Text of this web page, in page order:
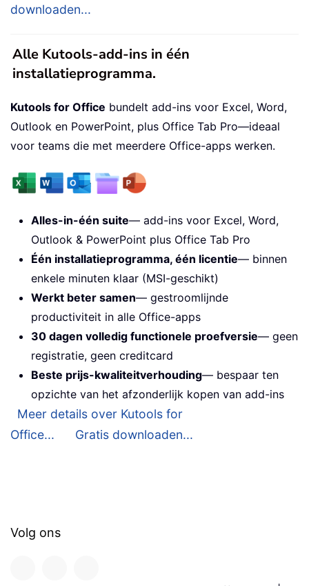
downloaden...
Alle Kutools-add-ins in één
installatieprogramma.
Kutools for Office bundelt add-ins voor Excel, Word,
Outlook en PowerPoint, plus Office Tab Pro—ideaal
voor teams die met meerdere Office-apps werken.
Alles-in-één suite— add-ins voor Excel, Word,
Outlook & PowerPoint plus Office Tab Pro
Één installatieprogramma, één licentie— binnen
enkele minuten klaar (MSI-geschikt)
Werkt beter samen— gestroomlijnde
productiviteit in alle Office-apps
30 dagen volledig functionele proefversie— geen
registratie, geen creditcard
Beste prijs-kwaliteitverhouding— bespaar ten
opzichte van het afzonderlijk kopen van add-ins
Meer details over Kutools for
Office...
Gratis downloaden...
Volg ons